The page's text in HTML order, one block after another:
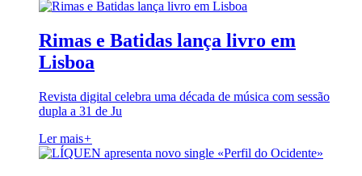
Rimas e Batidas lança livro em
Lisboa
Revista digital celebra uma década de música com sessão
dupla a 31 de Ju
Ler mais+